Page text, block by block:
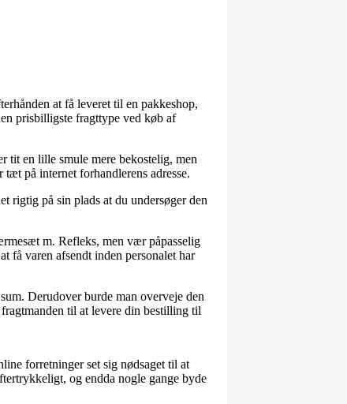
at få leveret til en pakkeshop,
prisbilligste fragttype ved køb af
tit en lille smule mere bekostelig, men
på internet forhandlerens adresse.
rigtig på sin plads at du undersøger den
m. Refleks, men vær påpasselig
få varen afsendt inden personalet har
Derudover burde man overveje den
til at levere din bestilling til
forretninger set sig nødsaget til at
og endda nogle gange byde